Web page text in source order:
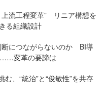
上流工程変革” リニア構想を
る組織設計
断につながらないのか BI導
……変革の要諦は
、“統治”と“俊敏性”を共存